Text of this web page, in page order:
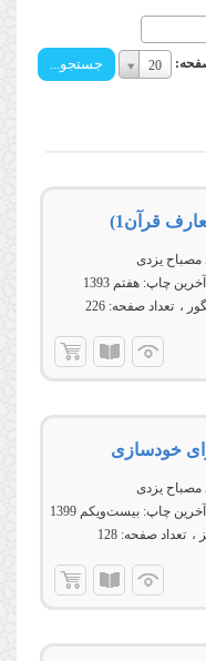
20
تعداد
در
قرآن1)
یزدی
آخرین چاپ: هفتم 1393
تعداد صفحه: 226
خودسازی
یزدی
آخرین چاپ: بیست‌ویکم 1399
تعداد صفحه: 128